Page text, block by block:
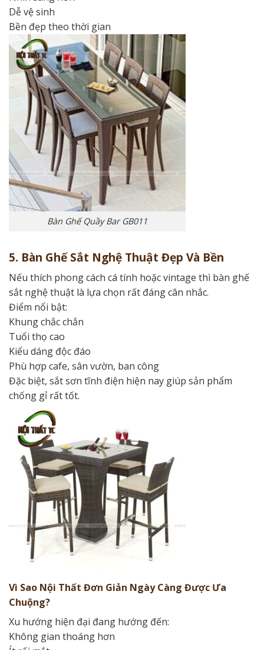
Dễ vệ sinh
Bền đẹp theo thời gian
Bàn Ghế Quầy Bar GB011
5. Bàn Ghế Sắt Nghệ Thuật Đẹp Và Bền
Nếu thích phong cách cá tính hoặc vintage thì bàn ghế
sắt nghệ thuật là lựa chọn rất đáng cân nhắc.
Điểm nổi bật:
Khung chắc chắn
Tuổi thọ cao
Kiểu dáng độc đáo
Phù hợp cafe, sân vườn, ban công
Đặc biệt, sắt sơn tĩnh điện hiện nay giúp sản phẩm
chống gỉ rất tốt.
Vì Sao Nội Thất Đơn Giản Ngày Càng Được Ưa
Chuộng?
Xu hướng hiện đại đang hướng đến:
Không gian thoáng hơn